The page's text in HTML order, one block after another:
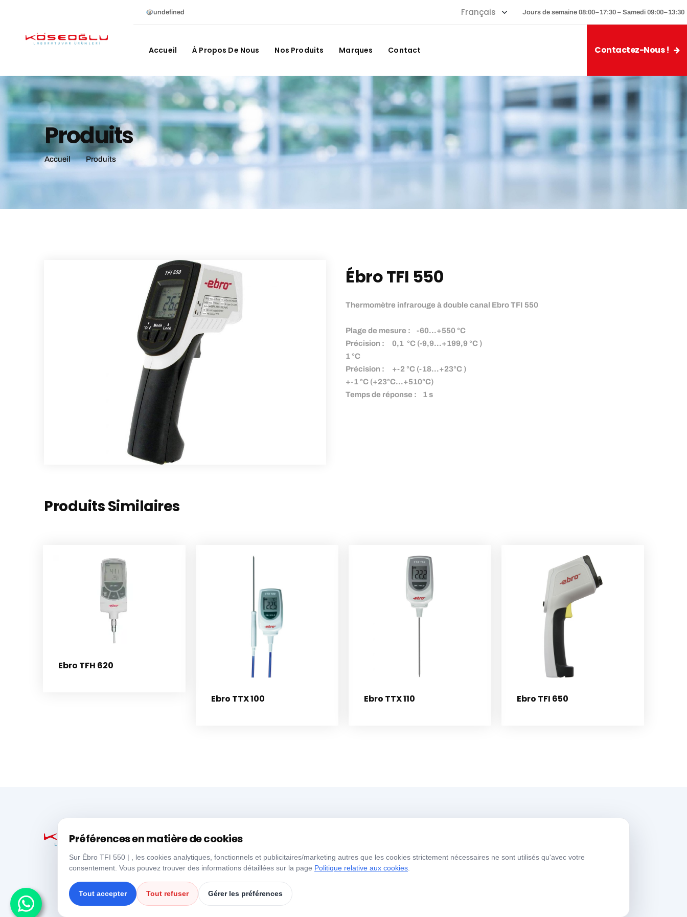
undefined Jours de semaine 08:00–17:30 – Samedi 09:00–13:30
Accueil À Propos De Nous Nos Produits Marques Contact Contactez-Nous !
Produits
Accueil Produits
Ébro TFI 550
Thermomètre infrarouge à double canal Ebro TFI 550
Plage de mesure : -60…+550 °C
Précision : 0,1 °C (-9,9…+199,9 °C )
1 °C
Précision : +-2 °C (-18…+23°C )
+-1 °C (+23°C…+510°C)
Temps de réponse : 1 s
Produits Similaires
Ebro TFH 620
Ebro TTX 100 Ebro TTX 110 Ebro TFI 650
Accueil À Propos de Nous
Nos Produits
Préférences en matière de cookies
Sur Ébro TFI 550 | , les cookies analytiques, fonctionnels et publicitaires/marketing autres que les cookies strictement nécessaires ne sont utilisés qu'avec votre
consentement. Vous pouvez trouver des informations détaillées sur la page Politique relative aux cookies
Tout accepter Tout refuser Gérer les préférences